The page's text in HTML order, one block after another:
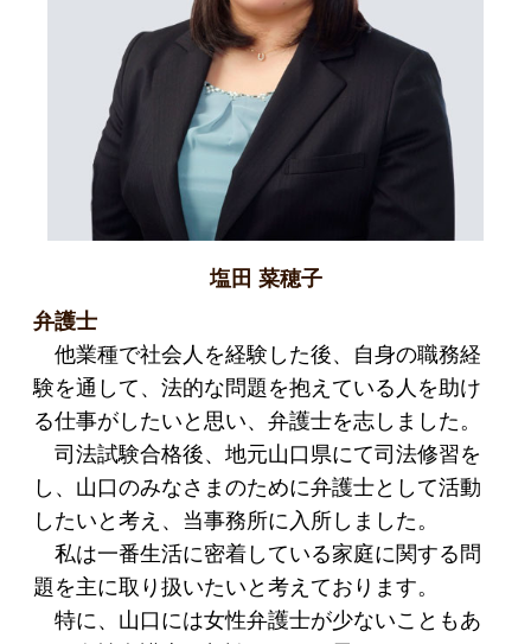
塩田 菜穂子
弁護士
他業種で社会人を経験した後、自身の職務経
験を通して、法的な問題を抱えている人を助け
る仕事がしたいと思い、弁護士を志しました。
司法試験合格後、地元山口県にて司法修習を
し、山口のみなさまのために弁護士として活動
したいと考え、当事務所に入所しました。
私は一番生活に密着している家庭に関する問
題を主に取り扱いたいと考えております。
特に、山口には女性弁護士が少ないこともあ